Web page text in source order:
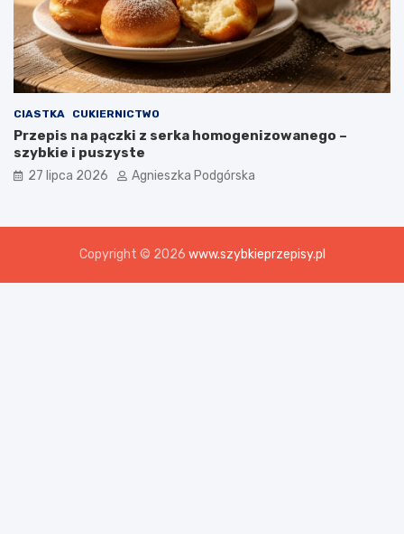
CIASTKA CUKIERNICTWO
Przepis na pączki z serka homogenizowanego –
szybkie i puszyste
27 lipca 2026 Agnieszka Podgórska
Copyright © 2026 www.szybkieprzepisy.pl